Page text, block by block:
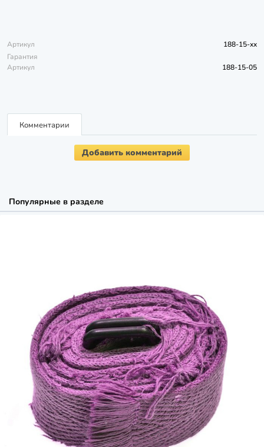
Артикул
188-15-xx
Гарантия
Артикул
188-15-05
Комментарии
Добавить комментарий
Популярные в разделе